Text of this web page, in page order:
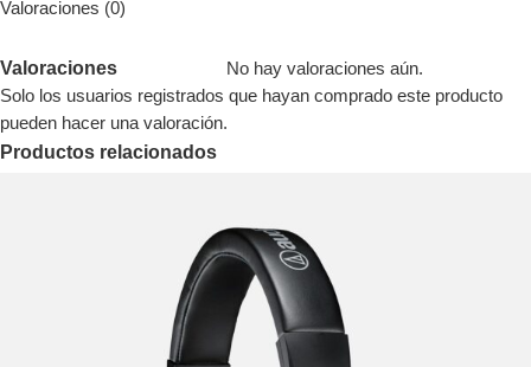
Valoraciones (0)
Valoraciones
No hay valoraciones aún.
Solo los usuarios registrados que hayan comprado este producto
pueden hacer una valoración.
Productos relacionados